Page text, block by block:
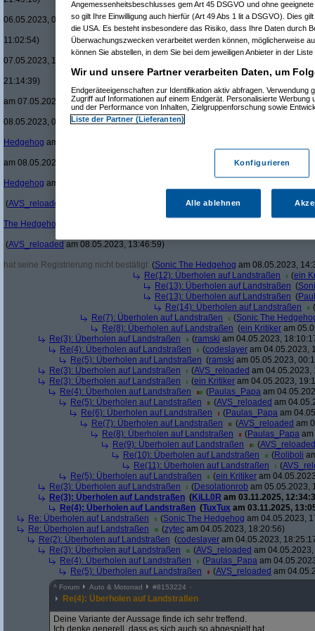
Re(19): Überholen auf
06.05.2023, 07:29:12)
Re(20): Überholen
11:02:54)
Re(21): Überholen
07.05.2023, 19:56:56)
Re(22):
21:14:39)
Re(23):
am 07.05.2023, 21:53:43)
Re(24):
08.05.2023, 09:50:19)
Hedgehog am 08.05.2023, 10:05:52)
am 08.05.2023, 10:35:24)
Hedgehog am 08.05.2023, 10:52:16)
(AVS_reloaded
The Hedgehog
(AVS_reloaded am 08.05.2023, 13:46:59)
hat seine Registrierung nicht bestätigt (Sonic The Hedgehog am 08.05.2023,
Re(12): Überholen auf Landstraßen
(ein
Re(13): Überholen auf Landstraßen (
Re(13): Überholen auf Landstraßen (
Re(14): Überholen auf Landstraßen
(
Re(7): Überholen auf Landstraßen
(Sonic The
Re(8): Überholen auf Landstraßen (ein Kritiker am
Re(3): Überholen auf Landstraßen
(ramski am 04.05.2023,
Re(4): Überholen auf Landstraßen
(codeslayer am 04.05.2023,
Re(5): Überholen auf Landstraßen (ramski am 05.05.2023,
Re(3): Überholen auf Landstraßen
(AVS_reloaded am 04.05.2023,
Re(3): Überholen auf Landstraßen
(ein Kritiker am 04.05.2023,
Re(4): Überholen auf Landstraßen
(Paulas_Papa am
Re(5): Überholen auf Landstraßen
(AVS_reloaded am
Re(6): Überholen auf Landstraßen
(Paulas_Papa am
Re(7): Überholen auf Landstraßen
(AVS_reloaded am
Re(8): Überholen auf Landstraßen
(Paulas_Papa
Re(9): Überholen auf Landstraßen
(AVS_reloaded
Re(10): Überholen auf Landstraßen
(Roliboli
Re(11): Überholen auf Landstraßen
(
Re(5): Überholen auf Landstraßen
(ein Kritiker am
Re(3): Überholen auf Landstraßen
(Desolationrob am 05.05.2023,
Re(3): Überholen auf Landstraßen (KiLL0R am 03.11.2025,
Re(4): Überholen auf Landstraßen (TuxTux am 03.11.2025,
Re: Überholen auf Landstraßen
(Sonic The Hedgehog am 04.05.2023,
Re: Überholen auf Landstraßen
(zytec am 04.05.2023, 18:20:56)
Re(2): Überholen auf Landstraßen (codeslayer am 04.05.2023,
Re(3): Überholen auf Landstraßen
(AVS_reloaded am
Re(4): Überholen auf Landstraßen
(Paulas_Papa am
Re(5): Überholen auf Landstraßen
(AVS_reloaded am
^ Forum Auto & Motorrad #8153224
Re(4): Überholen auf Landstraßen
Deine Variante der Aussage finde ich sehr treffend.
Ich denke generell, dass es sich auch so abgespielt hat.
Angemessenheitsbeschlusses gem Art 45 DSGVO und ohne
so gilt Ihre Einwilligung auch hierfür (Art 49 Abs 1 lit a DSGVO). Dies
die USA. Es besteht insbesondere das Risiko, dass Ihre Daten durch
Überwachungszwecken verarbeitet werden können, möglicherweise
können Sie abstellen, in dem Sie bei dem jeweiligen Anbieter in der
Wir und unsere Partner verarbeiten Daten, um
Endgeräteeigenschaften zur Identifikation aktiv abfragen. Verwendung
Zugriff auf Informationen auf einem Endgerät. Personalisierte Werbung
und der Performance von Inhalten, Zielgruppenforschung sowie
Liste der Partner (Lieferanten)
Konfigurieren
Alle ablehnen